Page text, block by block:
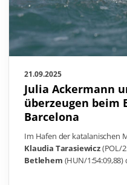
21.09.2025
Julia Ackermann
überzeugen beim
Barcelona
Im Hafen der katalanischen
Klaudia Tarasiewicz(POL/
Betlehem (HUN/1:54:09,88)